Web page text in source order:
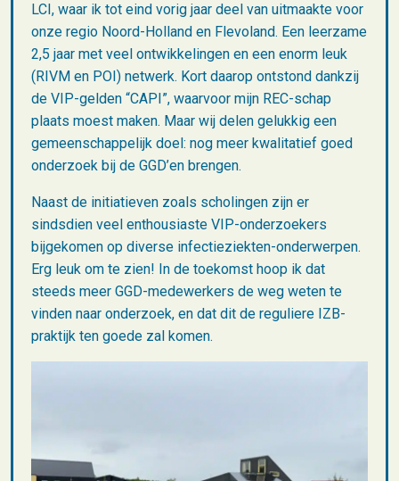
LCI, waar ik tot eind vorig jaar deel van uitmaakte voor
onze regio Noord-Holland en Flevoland. Een leerzame
2,5 jaar met veel ontwikkelingen en een enorm leuk
(RIVM en POI) netwerk. Kort daarop ontstond dankzij
de VIP-gelden “CAPI”, waarvoor mijn REC-schap
plaats moest maken. Maar wij delen gelukkig een
gemeenschappelijk doel: nog meer kwalitatief goed
onderzoek bij de GGD’en brengen.
Naast de initiatieven zoals scholingen zijn er
sindsdien veel enthousiaste VIP-onderzoekers
bijgekomen op diverse infectieziekten-onderwerpen.
Erg leuk om te zien! In de toekomst hoop ik dat
steeds meer GGD-medewerkers de weg weten te
vinden naar onderzoek, en dat dit de reguliere IZB-
praktijk ten goede zal komen.